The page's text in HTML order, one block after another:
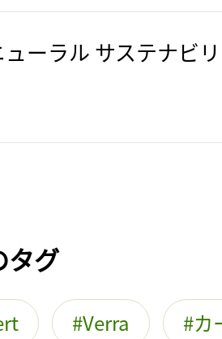
ーラル サステナビ
タグ
Verra カ